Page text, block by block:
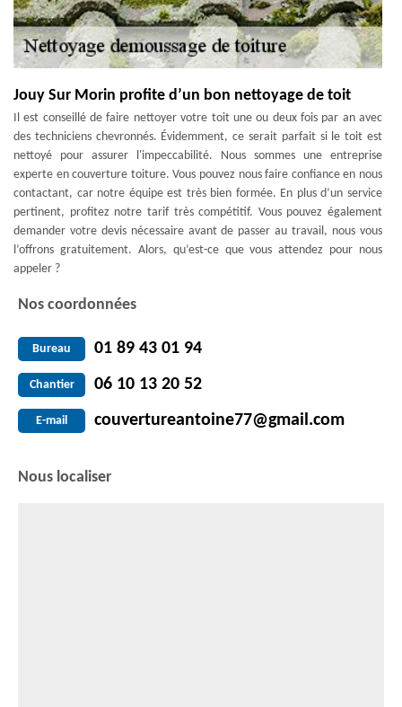
Jouy Sur Morin profite d’un bon nettoyage de toit
Il est conseillé de faire nettoyer votre toit une ou deux fois par an avec
des techniciens chevronnés. Évidemment, ce serait parfait si le toit est
nettoyé pour assurer l'impeccabilité. Nous sommes une entreprise
experte en couverture toiture. Vous pouvez nous faire confiance en nous
contactant, car notre équipe est très bien formée. En plus d’un service
pertinent, profitez notre tarif très compétitif. Vous pouvez également
demander votre devis nécessaire avant de passer au travail, nous vous
l’offrons gratuitement. Alors, qu’est-ce que vous attendez pour nous
appeler ?
Nos coordonnées
Bureau 01 89 43 01 94
Chantier 06 10 13 20 52
E-mail couvertureantoine77@gmail.com
Nous localiser